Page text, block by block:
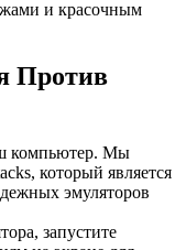
и красочным
Против
компьютер. Мы
который является
эмуляторов
запустите